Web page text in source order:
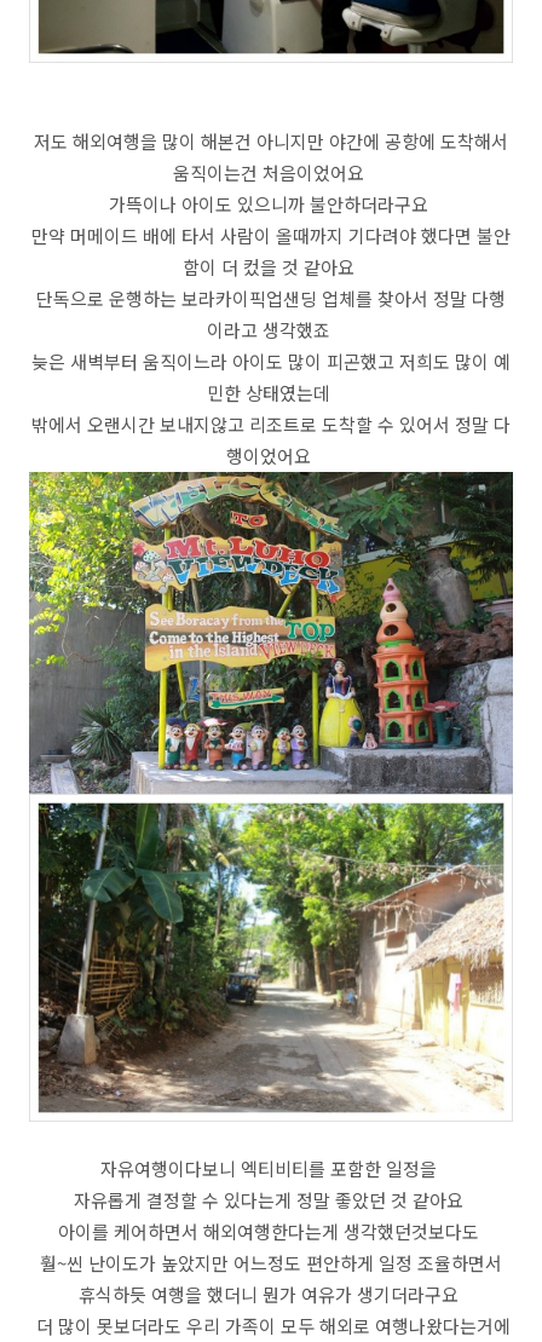
저도 해외여행을 많이 해본건 아니지만 야간에 공항에 도착해서
움직이는건 처음이었어요
가뜩이나 아이도 있으니까 불안하더라구요
만약 머메이드 배에 타서 사람이 올때까지 기다려야 했다면 불안
함이 더 컸을 것 같아요
단독으로 운행하는 보라카이픽업샌딩 업체를 찾아서 정말 다행
이라고 생각했죠
늦은 새벽부터 움직이느라 아이도 많이 피곤했고 저희도 많이 예
민한 상태였는데
밖에서 오랜시간 보내지않고 리조트로 도착할 수 있어서 정말 다
행이었어요
자유여행이다보니 엑티비티를 포함한 일정을
자유롭게 결정할 수 있다는게 정말 좋았던 것 같아요
아이를 케어하면서 해외여행한다는게 생각했던것보다도
훨~씬 난이도가 높았지만 어느정도 편안하게 일정 조율하면서
휴식하듯 여행을 했더니 뭔가 여유가 생기더라구요
더 많이 못보더라도 우리 가족이 모두 해외로 여행나왔다는거에